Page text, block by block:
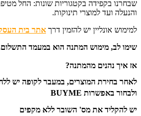
שבחרנו בקפידה בקטגוריות שונות: החל
והנעלה ועד למוצרי תינוקות.
למימוש אונליין יש להזמין דרך אתר בית
שימו לב, מימוש המתנה הוא במעמד
אז איך נהנים מהמתנה?
ולבחור באפשרות BUYME
יש להקליד את מס' השובר ללא מקפים